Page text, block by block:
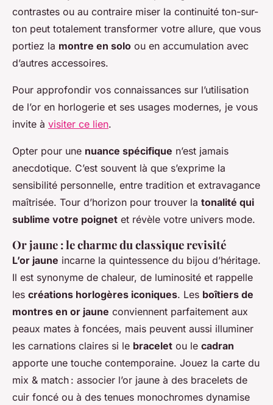
contrastes ou au contraire miser la continuité ton-sur-
ton peut totalement transformer votre allure, que vous
portiez la montre en solo ou en accumulation avec
d’autres accessoires.
Pour approfondir vos connaissances sur l’utilisation
de l’or en horlogerie et ses usages modernes, je vous
invite à visiter ce lien.
Opter pour une nuance spécifique n’est jamais
anecdotique. C’est souvent là que s’exprime la
sensibilité personnelle, entre tradition et extravagance
maîtrisée. Tour d’horizon pour trouver la tonalité qui
sublime votre poignet et révèle votre univers mode.
Or jaune : le charme du classique revisité
L’or jaune incarne la quintessence du bijou d’héritage.
Il est synonyme de chaleur, de luminosité et rappelle
les créations horlogères iconiques. Les boîtiers de
montres en or jaune conviennent parfaitement aux
peaux mates à foncées, mais peuvent aussi illuminer
les carnations claires si le bracelet ou le cadran
apporte une touche contemporaine. Jouez la carte du
mix & match : associer l’or jaune à des bracelets de
cuir foncé ou à des tenues monochromes dynamise